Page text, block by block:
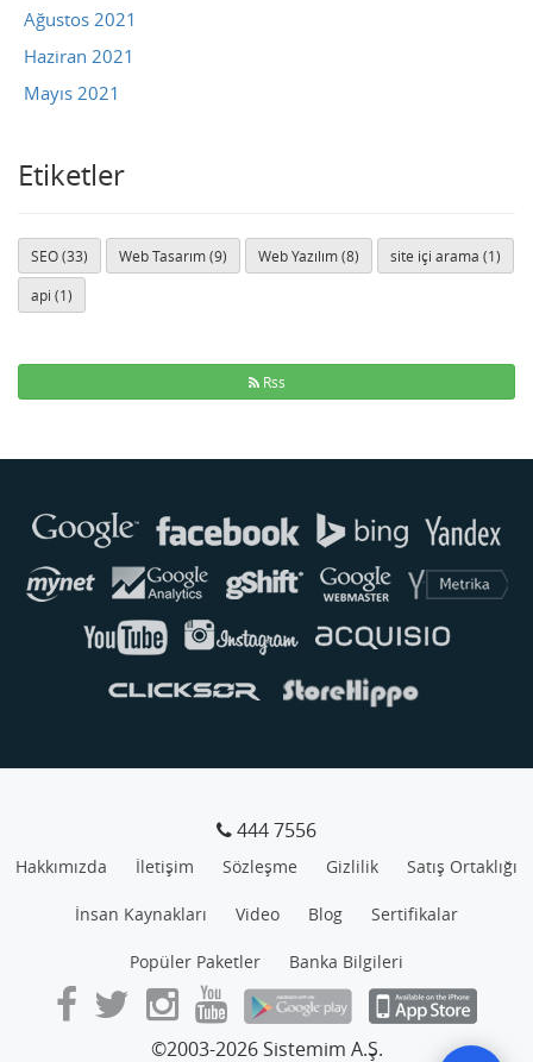
Ağustos 2021
Haziran 2021
Mayıs 2021
Etiketler
SEO (33) Web Tasarım (9) Web Yazılım (8) site içi arama (1)
api (1)
Rss
444 7556
Hakkımızda İletişim Sözleşme Gizlilik Satış Ortaklığı
İnsan Kaynakları Video Blog Sertifikalar
Popüler Paketler Banka Bilgileri
©2003-2026 Sistemim A.Ş.
Genellikle anında yanıt verir